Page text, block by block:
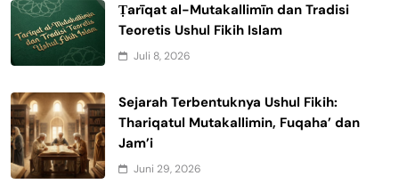
Ṭarīqat al-Mutakallimīn dan Tradisi
Teoretis Ushul Fikih Islam
Juli 8, 2026
Sejarah Terbentuknya Ushul Fikih:
Thariqatul Mutakallimin, Fuqaha’ dan
Jam’i
Juni 29, 2026